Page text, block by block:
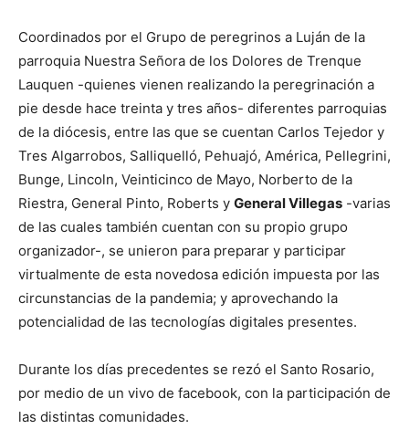
Coordinados por el Grupo de peregrinos a Luján de la
parroquia Nuestra Señora de los Dolores de Trenque
Lauquen -quienes vienen realizando la peregrinación a
pie desde hace treinta y tres años- diferentes parroquias
de la diócesis, entre las que se cuentan Carlos Tejedor y
Tres Algarrobos, Salliquelló, Pehuajó, América, Pellegrini,
Bunge, Lincoln, Veinticinco de Mayo, Norberto de la
Riestra, General Pinto, Roberts y General Villegas -varias
de las cuales también cuentan con su propio grupo
organizador-, se unieron para preparar y participar
virtualmente de esta novedosa edición impuesta por las
circunstancias de la pandemia; y aprovechando la
potencialidad de las tecnologías digitales presentes.
Durante los días precedentes se rezó el Santo Rosario,
por medio de un vivo de facebook, con la participación de
las distintas comunidades.